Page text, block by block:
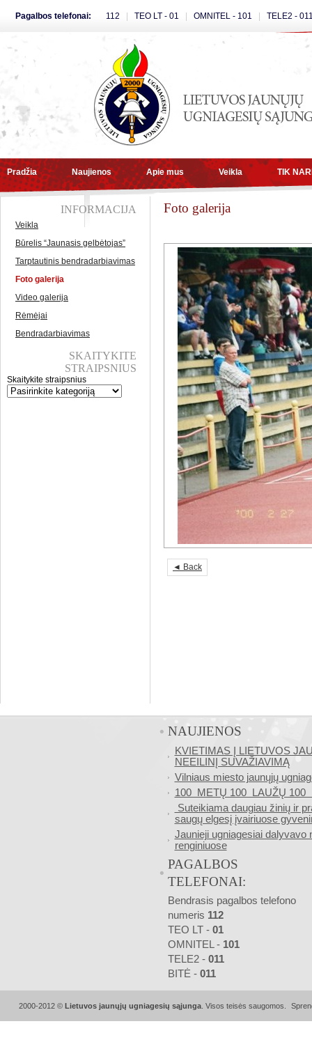
Pagalbos telefonai: 112 TEO LT - 01 OMNITEL - 101 TELE2 -
Pradžia Naujienos Apie mus Veikla TIK
INFORMACIJA
Veikla
Būrelis “Jaunasis gelbėtojas”
Tarptautinis bendradarbiavimas
Foto galerija
Video galerija
Rėmėjai
Bendradarbiavimas
SKAITYKITE
STRAIPSNIUS
Skaitykite straipsnius
Foto galerija
◄ Back
NAUJIENOS
KVIETIMAS Į LIETUVOS
NEEILINĮ SUVAŽIAVIMĄ
Vilniaus miesto jaunųjų
100 METŲ 100 LAUŽŲ 100
Suteikiama daugiau žinių ir
saugų elgesį įvairiuose
Jaunieji ugniagesiai dalyvavo
renginiuose
PAGALBOS
TELEFONAI:
Bendrasis pagalbos telefono
numeris 112
TEO LT - 01
OMNITEL - 101
TELE2 - 011
BITĖ - 011
2000-2012 © Lietuvos jaunųjų ugniagesių sąjunga . Visos teisės saugomos.